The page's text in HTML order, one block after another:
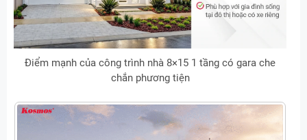
Điểm mạnh của công trình nhà 8×15 1 tầng có gara che
chắn phương tiện